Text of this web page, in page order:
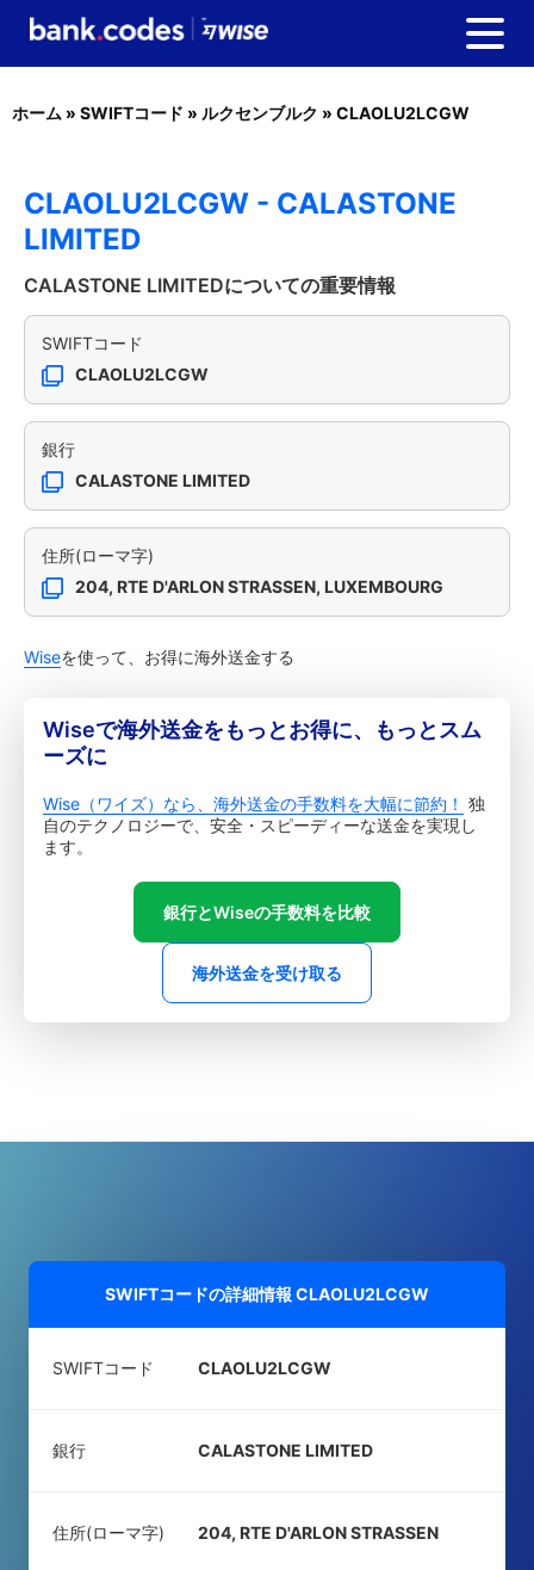
ホーム » SWIFTコード » ルクセンブルク » CLAOLU2LCGW
CLAOLU2LCGW - CALASTONE
LIMITED
CALASTONE LIMITEDについての重要情報
SWIFTコード
CLAOLU2LCGW
銀行
CALASTONE LIMITED
住所(ローマ字)
204, RTE D'ARLON STRASSEN, LUXEMBOURG
Wiseを使って、お得に海外送金する
Wiseで海外送金をもっとお得に、もっとスム
ーズに
Wise（ワイズ）なら、海外送金の手数料を大幅に節約！ 独
自のテクノロジーで、安全・スピーディーな送金を実現し
ます。
銀行とWiseの手数料を比較
海外送金を受け取る
SWIFTコードの詳細情報 CLAOLU2LCGW
SWIFTコード CLAOLU2LCGW
銀行 CALASTONE LIMITED
住所(ローマ字) 204, RTE D'ARLON STRASSEN